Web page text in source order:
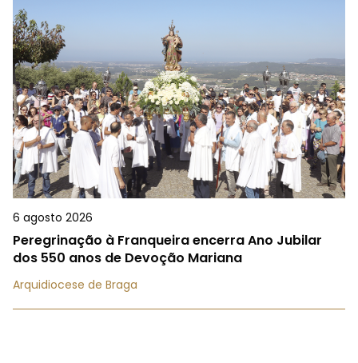
6 agosto 2026
Peregrinação à Franqueira encerra Ano Jubilar
dos 550 anos de Devoção Mariana
Arquidiocese de Braga